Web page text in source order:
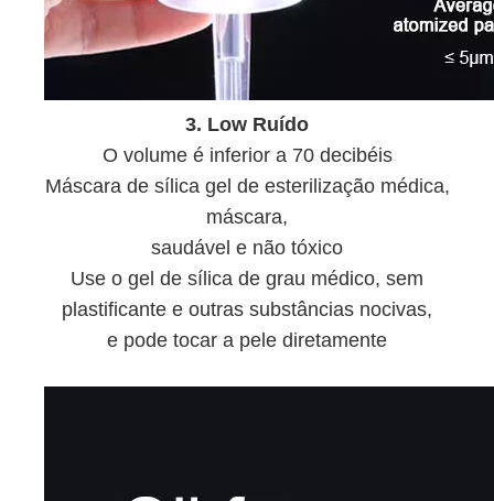
3. Low Ruído
O volume é inferior a 70 decibéis
Máscara de sílica gel de esterilização médica,
máscara,
saudável e não tóxico
Use o gel de sílica de grau médico, sem
plastificante e outras substâncias nocivas,
e pode tocar a pele diretamente